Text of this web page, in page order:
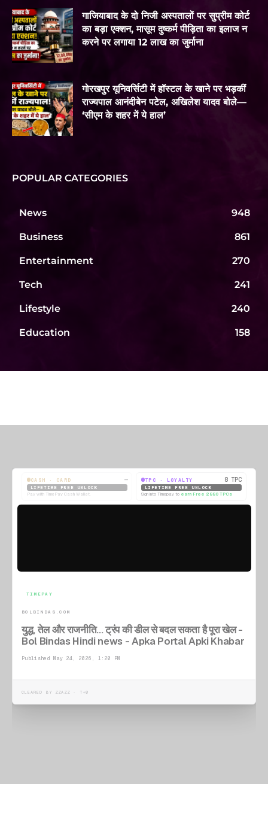
गाजियाबाद के दो निजी अस्पतालों पर सुप्रीम कोर्ट
का बड़ा एक्शन, मासूम दुष्कर्म पीड़िता का इलाज न
करने पर लगाया 12 लाख का जुर्माना
गोरखपुर यूनिवर्सिटी में हॉस्टल के खाने पर भड़कीं
राज्यपाल आनंदीबेन पटेल, अखिलेश यादव बोले—
‘सीएम के शहर में ये हाल’
POPULAR CATEGORIES
News 948
Business 861
Entertainment 270
Tech 241
Lifestyle 240
Education 158